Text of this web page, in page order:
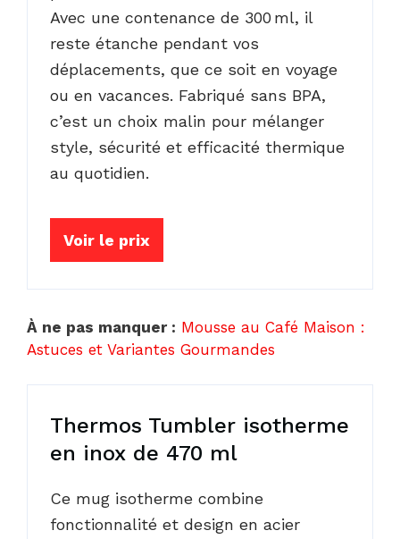
Avec une contenance de 300 ml, il
reste étanche pendant vos
déplacements, que ce soit en voyage
ou en vacances. Fabriqué sans BPA,
c’est un choix malin pour mélanger
style, sécurité et efficacité thermique
au quotidien.
Voir le prix
À ne pas manquer : Mousse au Café Maison :
Astuces et Variantes Gourmandes
Thermos Tumbler isotherme
en inox de 470 ml
Ce mug isotherme combine
fonctionnalité et design en acier